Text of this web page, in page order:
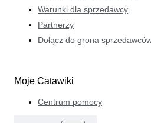
Warunki dla sprzedawcy
Partnerzy
Dołącz do grona
Moje Catawiki
Centrum pomocy